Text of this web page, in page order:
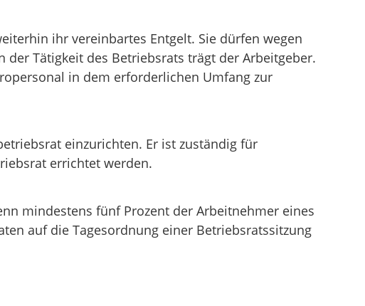
ihr vereinbartes Entgelt. Sie dürfen wegen
Tätigkeit des Betriebsrats trägt der Arbeitgeber.
in dem erforderlichen Umfang zur
einzurichten. Er ist zuständig für
errichtet werden.
mindestens fünf Prozent der Arbeitnehmer eines
auf die Tagesordnung einer Betriebsratssitzung